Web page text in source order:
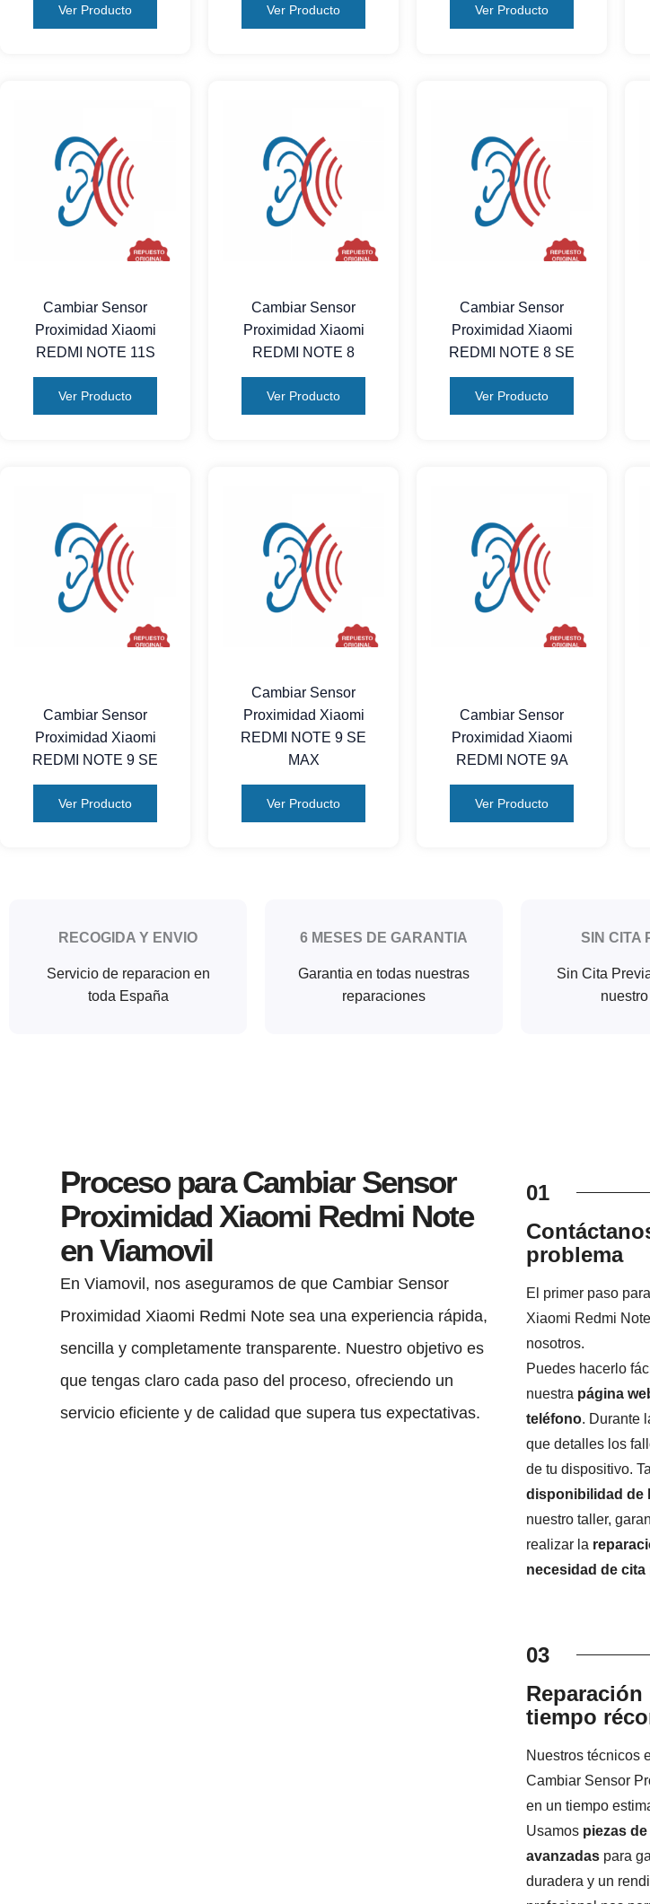
Ver Producto Ver Producto Ver Producto
Cambiar Sensor
Proximidad Xiaomi
REDMI NOTE 11S
Ver Producto
Cambiar Sensor
Proximidad Xiaomi
REDMI NOTE 8
Ver Producto
Cambiar Sensor
Proximidad Xiaomi
REDMI NOTE 8 SE
Ver Producto
Cambiar Sensor
Proximidad Xiaomi
REDMI NOTE 9 SE
Ver Producto
Cambiar Sensor
Proximidad Xiaomi
REDMI NOTE 9 SE
MAX
Ver Producto
Cambiar Sensor
Proximidad Xiaomi
REDMI NOTE 9A
Ver Producto
RECOGIDA Y ENVIO
Servicio de reparacion en
toda España
6 MESES DE GARANTIA
Garantia en todas nuestras
reparaciones
SIN CITA
Sin Cita
Proceso para Cambiar Sensor
Proximidad Xiaomi Redmi Note
en Viamovil
En Viamovil, nos aseguramos de que Cambiar Sensor
Proximidad Xiaomi Redmi Note sea una experiencia rápida,
sencilla y completamente transparente. Nuestro objetivo es
que tengas claro cada paso del proceso, ofreciendo un
servicio eficiente y de calidad que supera tus expectativas.
01
problema
El primer paso
Xiaomi Redmi
nosotros.
Puedes hacerlo
nuestra página
teléfono. Durante
que detalles los
de tu dispositivo.
disponibilidad de
nuestro taller,
realizar la
necesidad de cita
03
tiempo
Nuestros técnicos
Cambiar Sensor
en un tiempo
Usamos piezas
avanzadaspara
duradera y un